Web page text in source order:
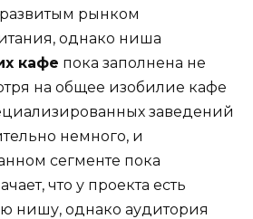
рынком
однако ниша
кафе пока заполнена не
на общее изобилие кафе
заведений
немного, и
сегменте пока
что у проекта есть
нишу, однако аудитория